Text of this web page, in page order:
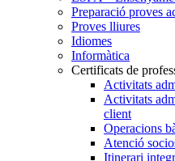
Preparació proves
Proves lliures
Idiomes
Informàtica
Certificats de
Activitats
Activitats
client
Operacions
Atenció
Itinerari